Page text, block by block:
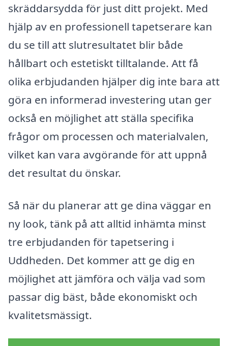
skräddarsydda för just ditt projekt. Med
hjälp av en professionell tapetserare kan
du se till att slutresultatet blir både
hållbart och estetiskt tilltalande. Att få
olika erbjudanden hjälper dig inte bara att
göra en informerad investering utan ger
också en möjlighet att ställa specifika
frågor om processen och materialvalen,
vilket kan vara avgörande för att uppnå
det resultat du önskar.
Så när du planerar att ge dina väggar en
ny look, tänk på att alltid inhämta minst
tre erbjudanden för tapetsering i
Uddheden. Det kommer att ge dig en
möjlighet att jämföra och välja vad som
passar dig bäst, både ekonomiskt och
kvalitetsmässigt.